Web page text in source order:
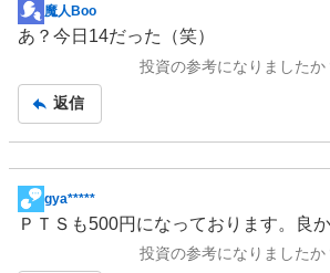
掲
示
事
魔人Boo
あ？今日14だった（笑）
投資の参考になりましたか
返信
掲
示
gya*****
ＰＴＳも500円になっております。良か
投資の参考になりましたか